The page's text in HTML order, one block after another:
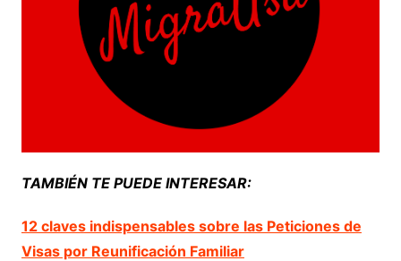
TAMBIÉN TE PUEDE INTERESAR:
12 claves indispensables sobre las Peticiones de
Visas por Reunificación Familiar